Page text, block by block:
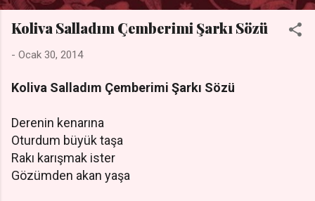
Koliva Salladım Çemberimi Şarkı Sözü
- Ocak 30, 2014
Koliva Salladım Çemberimi Şarkı Sözü
Derenin kenarına
Oturdum büyük taşa
Rakı karışmak ister
Gözümden akan yaşa